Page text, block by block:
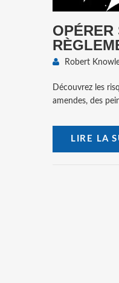
Robert
Découvrez les
amendes, des
LIRE LA